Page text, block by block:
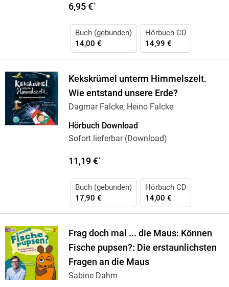
6,95 €*
Buch (gebunden)
14,00 €
Hörbuch CD
14,99 €
Kekskrümel unterm Himmelszelt.
Wie entstand unsere Erde?
Dagmar Falcke, Heino Falcke
Hörbuch Download
Sofort lieferbar (Download)
11,19 €*
Buch (gebunden)
17,90 €
Hörbuch CD
14,00 €
Frag doch mal ... die Maus: Können
Fische pupsen?: Die erstaunlichsten
Fragen an die Maus
Sabine Dahm